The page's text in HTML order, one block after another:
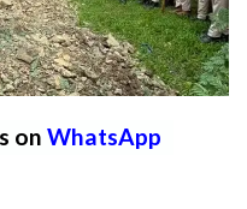
on WhatsApp